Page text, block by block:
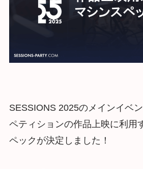
SESSIONS 2025のメインイベ
ペティションの作品上映に利用
ペックが決定しました！